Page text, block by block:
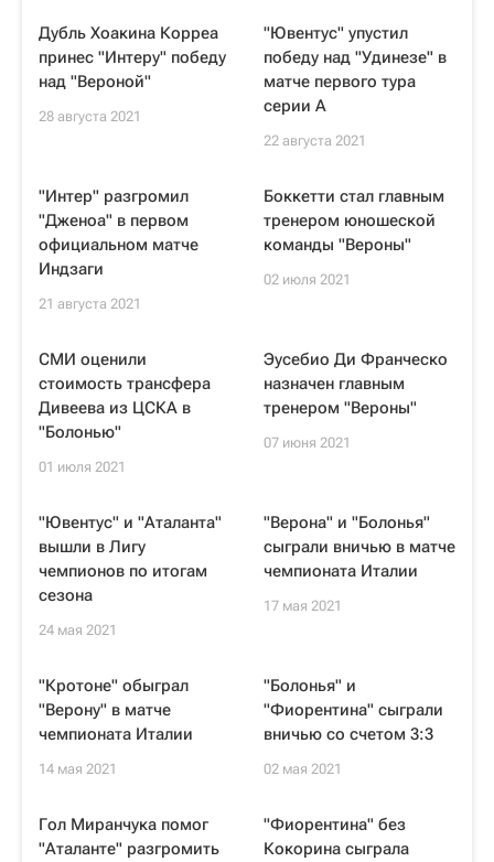
Дубль Хоакина Корреа
принес "Интеру" победу
над "Вероной"
28 августа 2021
"Ювентус" упустил
победу над "Удинезе" в
матче первого тура
серии А
22 августа 2021
"Интер" разгромил
"Дженоа" в первом
официальном матче
Индзаги
21 августа 2021
Боккетти стал главным
тренером юношеской
команды "Вероны"
02 июля 2021
СМИ оценили
стоимость трансфера
Дивеева из ЦСКА в
"Болонью"
01 июля 2021
Эусебио Ди Франческо
назначен главным
тренером "Вероны"
07 июня 2021
"Ювентус" и "Аталанта"
вышли в Лигу
чемпионов по итогам
сезона
24 мая 2021
"Верона" и "Болонья"
сыграли вничью в матче
чемпионата Италии
17 мая 2021
"Кротоне" обыграл
"Верону" в матче
чемпионата Италии
14 мая 2021
"Болонья" и
"Фиорентина" сыграли
вничью со счетом 3:3
02 мая 2021
Гол Миранчука помог
"Аталанте" разгромить
"Фиорентина" без
Кокорина сыграла